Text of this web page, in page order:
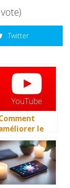
Twitter
le
des
en
?